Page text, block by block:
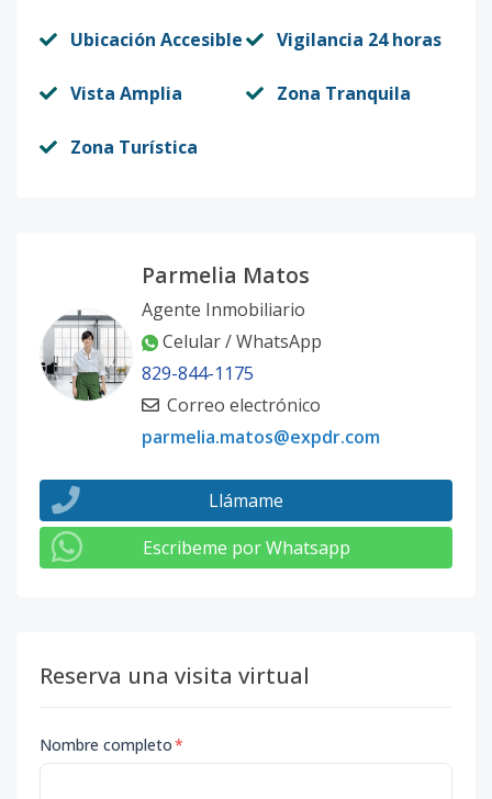
Ubicación Accesible Vigilancia 24 horas
Vista Amplia Zona Tranquila
Zona Turística
Parmelia Matos
Agente Inmobiliario
Celular / WhatsApp
829-844-1175
Correo electrónico
parmelia.matos@expdr.com
Llámame
Escribeme por Whatsapp
Reserva una visita virtual
Nombre completo*